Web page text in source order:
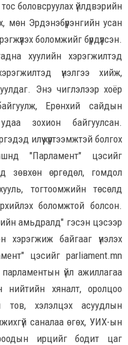
боловсруулах үйлдвэрийн
мөн Эрдэнэбүрэнгийн усан
боломжийг бүрдүүлсэн.
хуулийн хэрэгжилтэд
үнэлгээ хийж,
Энэ чиглэлээр хоёр
Ерөнхий сайдын
зохион байгуулсан.
илүү хүртээмжтэй болгох
"Парламент" цэсийг
зөвхөн өргөдөл, гомдол
тогтоомжийн төсөлд
боломжтой болсон.
амьдралд" гэсэн цэсээр
хэрэгжиж байгааг үнэлэх
цэсийг parliament.mn
үйл ажиллагаа
хяналт, оролцоо
тов, хэлэлцэх асуудлын
саналаа өгөх, УИХ-ын
ирцийг бодит цаг